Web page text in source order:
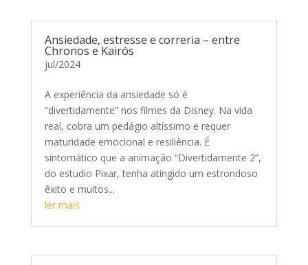
Ansiedade, estresse e correria – entre
Chronos e Kairós
jul/2024
A experiência da ansiedade só é
“divertidamente” nos filmes da Disney. Na vida
real, cobra um pedágio altíssimo e requer
maturidade emocional e resiliência. É
sintomático que a animação “Divertidamente 2”,
do estudio Pixar, tenha atingido um estrondoso
êxito e muitos...
ler mais